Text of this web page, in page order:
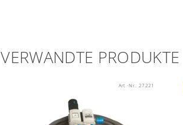
VERWANDTE PRODUKTE
Art.-Nr.: 27221